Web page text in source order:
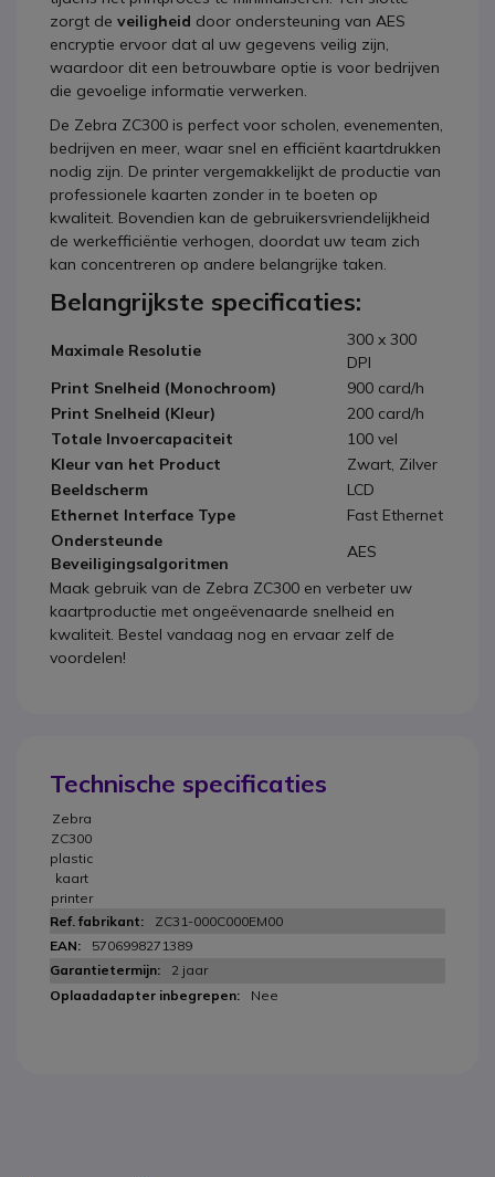
zorgt de veiligheid door ondersteuning van AES
encryptie ervoor dat al uw gegevens veilig zijn,
waardoor dit een betrouwbare optie is voor bedrijven
die gevoelige informatie verwerken.
De Zebra ZC300 is perfect voor scholen, evenementen,
bedrijven en meer, waar snel en efficiënt kaartdrukken
nodig zijn. De printer vergemakkelijkt de productie van
professionele kaarten zonder in te boeten op
kwaliteit. Bovendien kan de gebruikersvriendelijkheid
de werkefficiëntie verhogen, doordat uw team zich
kan concentreren op andere belangrijke taken.
Belangrijkste specificaties:
Maximale Resolutie
300 x 300
DPI
Print Snelheid (Monochroom)
900 card/h
Print Snelheid (Kleur)
200 card/h
Totale Invoercapaciteit
100 vel
Kleur van het Product
Zwart, Zilver
Beeldscherm
LCD
Ethernet Interface Type
Fast Ethernet
Ondersteunde
Beveiligingsalgoritmen
AES
Maak gebruik van de Zebra ZC300 en verbeter uw
kaartproductie met ongeëvenaarde snelheid en
kwaliteit. Bestel vandaag nog en ervaar zelf de
voordelen!
Technische specificaties
Zebra
ZC300
plastic
kaart
printer
ZC31-000C000EM00
5706998271389
2 jaar
Nee